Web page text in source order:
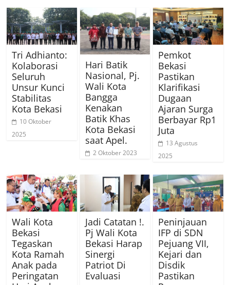
Tri Adhianto:
Kolaborasi
Seluruh
Unsur Kunci
Stabilitas
Kota Bekasi
10 Oktober
2025
Hari Batik
Nasional, Pj.
Wali Kota
Bangga
Kenakan
Batik Khas
Kota Bekasi
saat Apel.
2 Oktober 2023
Pemkot
Bekasi
Pastikan
Klarifikasi
Dugaan
Ajaran Surga
Berbayar Rp1
Juta
13 Agustus
2025
Wali Kota
Bekasi
Tegaskan
Kota Ramah
Anak pada
Peringatan
Jadi Catatan !.
Pj Wali Kota
Bekasi Harap
Sinergi
Patriot Di
Evaluasi
Peninjauan
IFP di SDN
Pejuang VII,
Kejari dan
Disdik
Pastikan